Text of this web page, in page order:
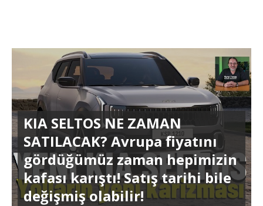
KIA SELTOS NE ZAMAN
SATILACAK? Avrupa fiyatını
gördüğümüz zaman hepimizin
kafası karıştı! Satış tarihi bile
değişmiş olabilir!